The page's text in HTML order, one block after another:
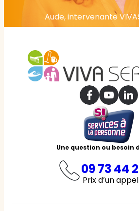
Aude, intervenante
Une question ou besoin
09 73 44
Prix d’un